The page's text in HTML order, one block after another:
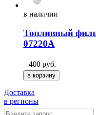
в наличии
Топливный
07220A
400 руб.
Доставка
в регионы